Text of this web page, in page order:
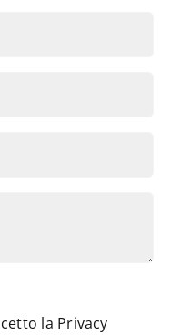
la Privacy